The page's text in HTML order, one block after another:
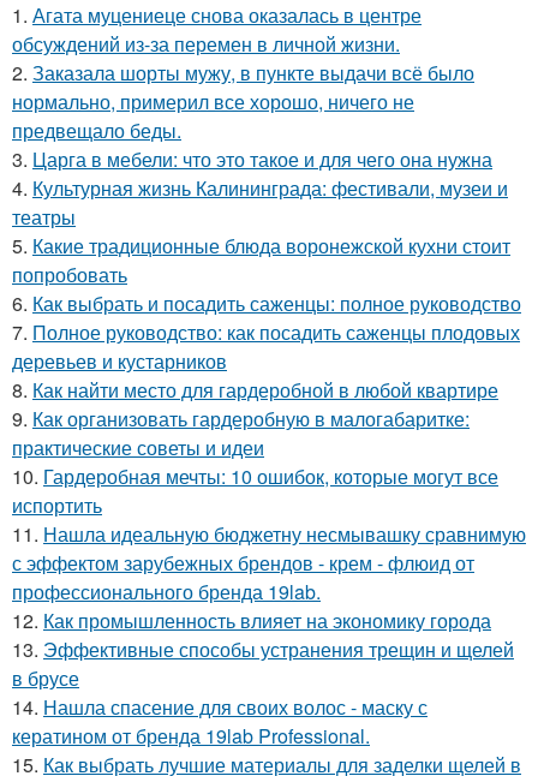
1. Агата муцениеце снова оказалась в центре
обсуждений из-за перемен в личной жизни.
2. Заказала шорты мужу, в пункте выдачи всё было
нормально, примерил все хорошо, ничего не
предвещало беды.
3. Царга в мебели: что это такое и для чего она нужна
4. Культурная жизнь Калининграда: фестивали, музеи и
театры
5. Какие традиционные блюда воронежской кухни стоит
попробовать
6. Как выбрать и посадить саженцы: полное руководство
7. Полное руководство: как посадить саженцы плодовых
деревьев и кустарников
8. Как найти место для гардеробной в любой квартире
9. Как организовать гардеробную в малогабаритке:
практические советы и идеи
10. Гардеробная мечты: 10 ошибок, которые могут все
испортить
11. Нашла идеальную бюджетну несмывашку сравнимую
с эффектом зарубежных брендов - крем - флюид от
профессионального бренда 19lab.
12. Как промышленность влияет на экономику города
13. Эффективные способы устранения трещин и щелей
в брусе
14. Нашла спасение для своих волос - маску с
кератином от бренда 19lab Professional.
15. Как выбрать лучшие материалы для заделки щелей в